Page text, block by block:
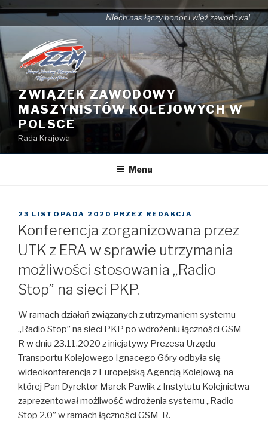
Przejdź
treści
Niech nas łączy honor i więź zawodowa!
ZWIĄZEK ZAWODOWY
MASZYNISTÓW KOLEJOWYCH W
POLSCE
Rada Krajowa
Menu
OPUBLIKOWANE
W
23 LISTOPADA 2020 PRZEZ REDAKCJA
Konferencja zorganizowana przez
UTK z ERA w sprawie utrzymania
możliwości stosowania „Radio
Stop” na sieci PKP.
W ramach działań związanych z utrzymaniem systemu
„Radio Stop” na sieci PKP po wdrożeniu łączności GSM-
R w dniu 23.11.2020 z inicjatywy Prezesa Urzędu
Transportu Kolejowego Ignacego Góry odbyła się
wideokonferencja z Europejską Agencją Kolejową, na
której Pan Dyrektor Marek Pawlik z Instytutu Kolejnictwa
zaprezentował możliwość wdrożenia systemu „Radio
Stop 2.0” w ramach łączności GSM-R.